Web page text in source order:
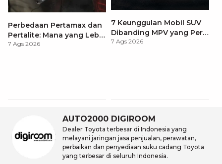
Perbedaan Pertamax dan
Pertalite: Mana yang Lebih
Baik untuk Mobil Toyota
7 Ags 2026
7 Keunggulan Mobil SUV
Dibanding MPV yang Perlu
Anda Ketahui
7 Ags 2026
AUTO2000 DIGIROOM
Dealer Toyota terbesar di Indonesia yang
melayani jaringan jasa penjualan, perawatan,
perbaikan dan penyediaan suku cadang Toyota
yang terbesar di seluruh Indonesia.